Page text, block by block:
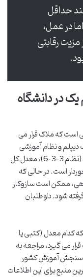
حداقل
در عمل،
رقابتی
در دانشگاه
است که ملاک قرار می
و نظام آموزشی
داوطلب بستگی دارد. برای داوطلبان نظام جدید (نظام 3-3-6)، معدل کل
است. در حالی که
ممکن است سازوکار
شود. داوطلبان
کدام معدل (کتبی یا
می گیرد، مراجعه به
سنجش آموزش کشور
منبع برای این اطلاعات